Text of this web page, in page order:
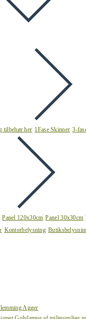
tilbehør her 1Fase Skinner 3-
Panel 120x30cm Panel 30x30cm
Kontorbelysning
Agger